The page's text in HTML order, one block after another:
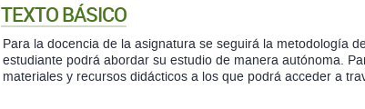
TEXTO BÁSICO
Para la docencia de la asignatura se seguirá la metodología
estudiante podrá abordar su estudio de manera autónoma.
materiales y recursos didácticos a los que podrá acceder a